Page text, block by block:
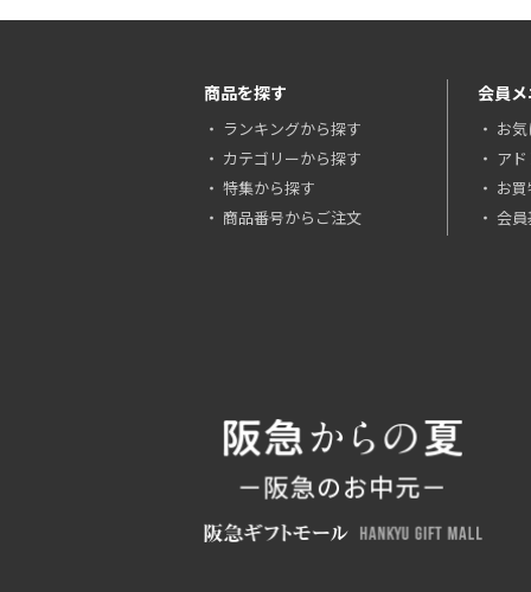
商品を探す
ランキングから探す
カテゴリーから探す
特集から探す
商品番号からご注文
会員
お
ア
お
会員